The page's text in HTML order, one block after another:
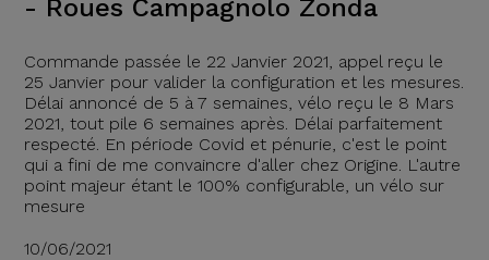
- Roues Campagnolo Zonda
Commande passée le 22 Janvier 2021, appel reçu le
25 Janvier pour valider la configuration et les mesures.
Délai annoncé de 5 à 7 semaines, vélo reçu le 8 Mars
2021, tout pile 6 semaines après. Délai parfaitement
respecté. En période Covid et pénurie, c'est le point
qui a fini de me convaincre d'aller chez Origine. L'autre
point majeur étant le 100% configurable, un vélo sur
mesure
10/06/2021